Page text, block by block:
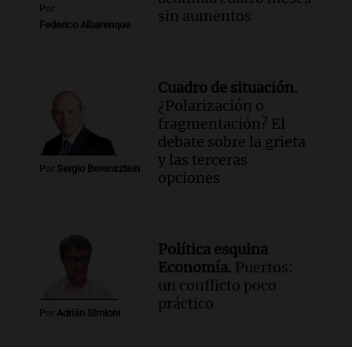
Por
Federico Albarenque
sin aumentos
Por Sergio Berensztein
Cuadro de situación.
¿Polarización o
fragmentación? El
debate sobre la grieta
y las terceras
opciones
Por Adrián Simioni
Política esquina
Economía. Puertos:
un conflicto poco
práctico